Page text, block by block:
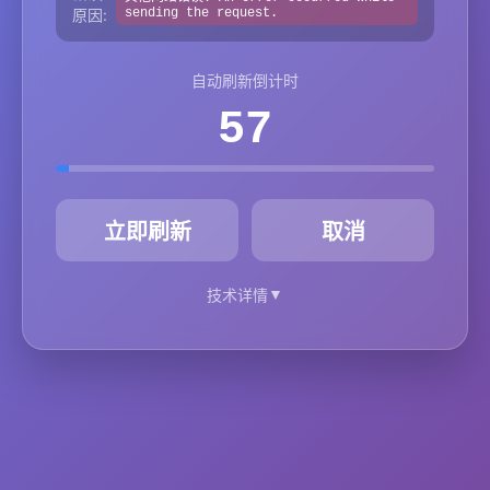
原因:
sending the request.
自动刷新倒计时
57
立即刷新 取消
技术详情▼